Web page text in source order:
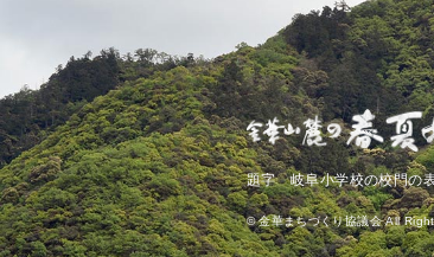
題字 岐阜小学校の校門の
© 金華まちづくり協議会 All